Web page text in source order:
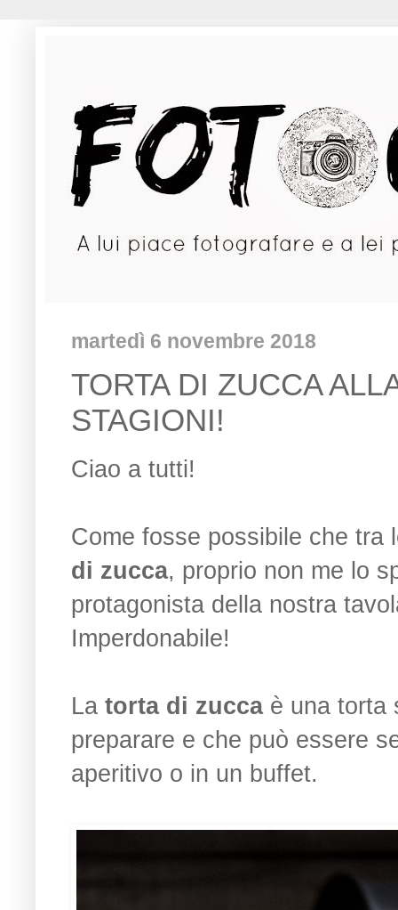
martedì 6 novembre 2018
TORTA DI ZUCCA
STAGIONI!
Ciao a tutti!
Come fosse possibile che tra
di zucca, proprio non me lo
protagonista della nostra
Imperdonabile!
La torta di zuccaè una torta
preparare e che può essere
aperitivo o in un buffet.